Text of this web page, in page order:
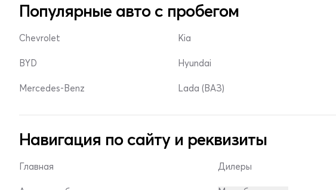
Популярные авто с пробегом
Chevrolet
BYD
Mercedes-Benz
Kia
Hyundai
Lada (ВАЗ)
Навигация по сайту и реквизиты
Главная Дилеры